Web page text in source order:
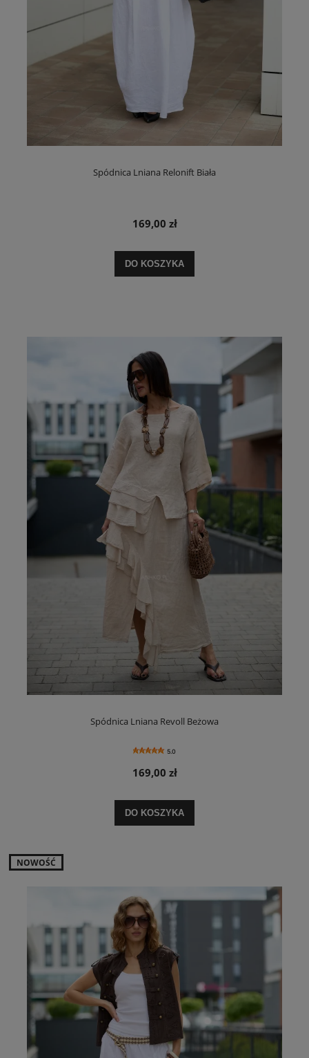
Spódnica Lniana Relonift Biała
169,00 zł
DO KOSZYKA
Spódnica Lniana Revoll Beżowa
5.0
169,00 zł
DO KOSZYKA
NOWOŚĆ